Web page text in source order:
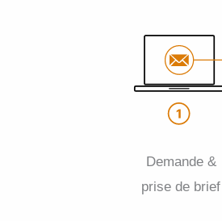
Demande &
prise de brief